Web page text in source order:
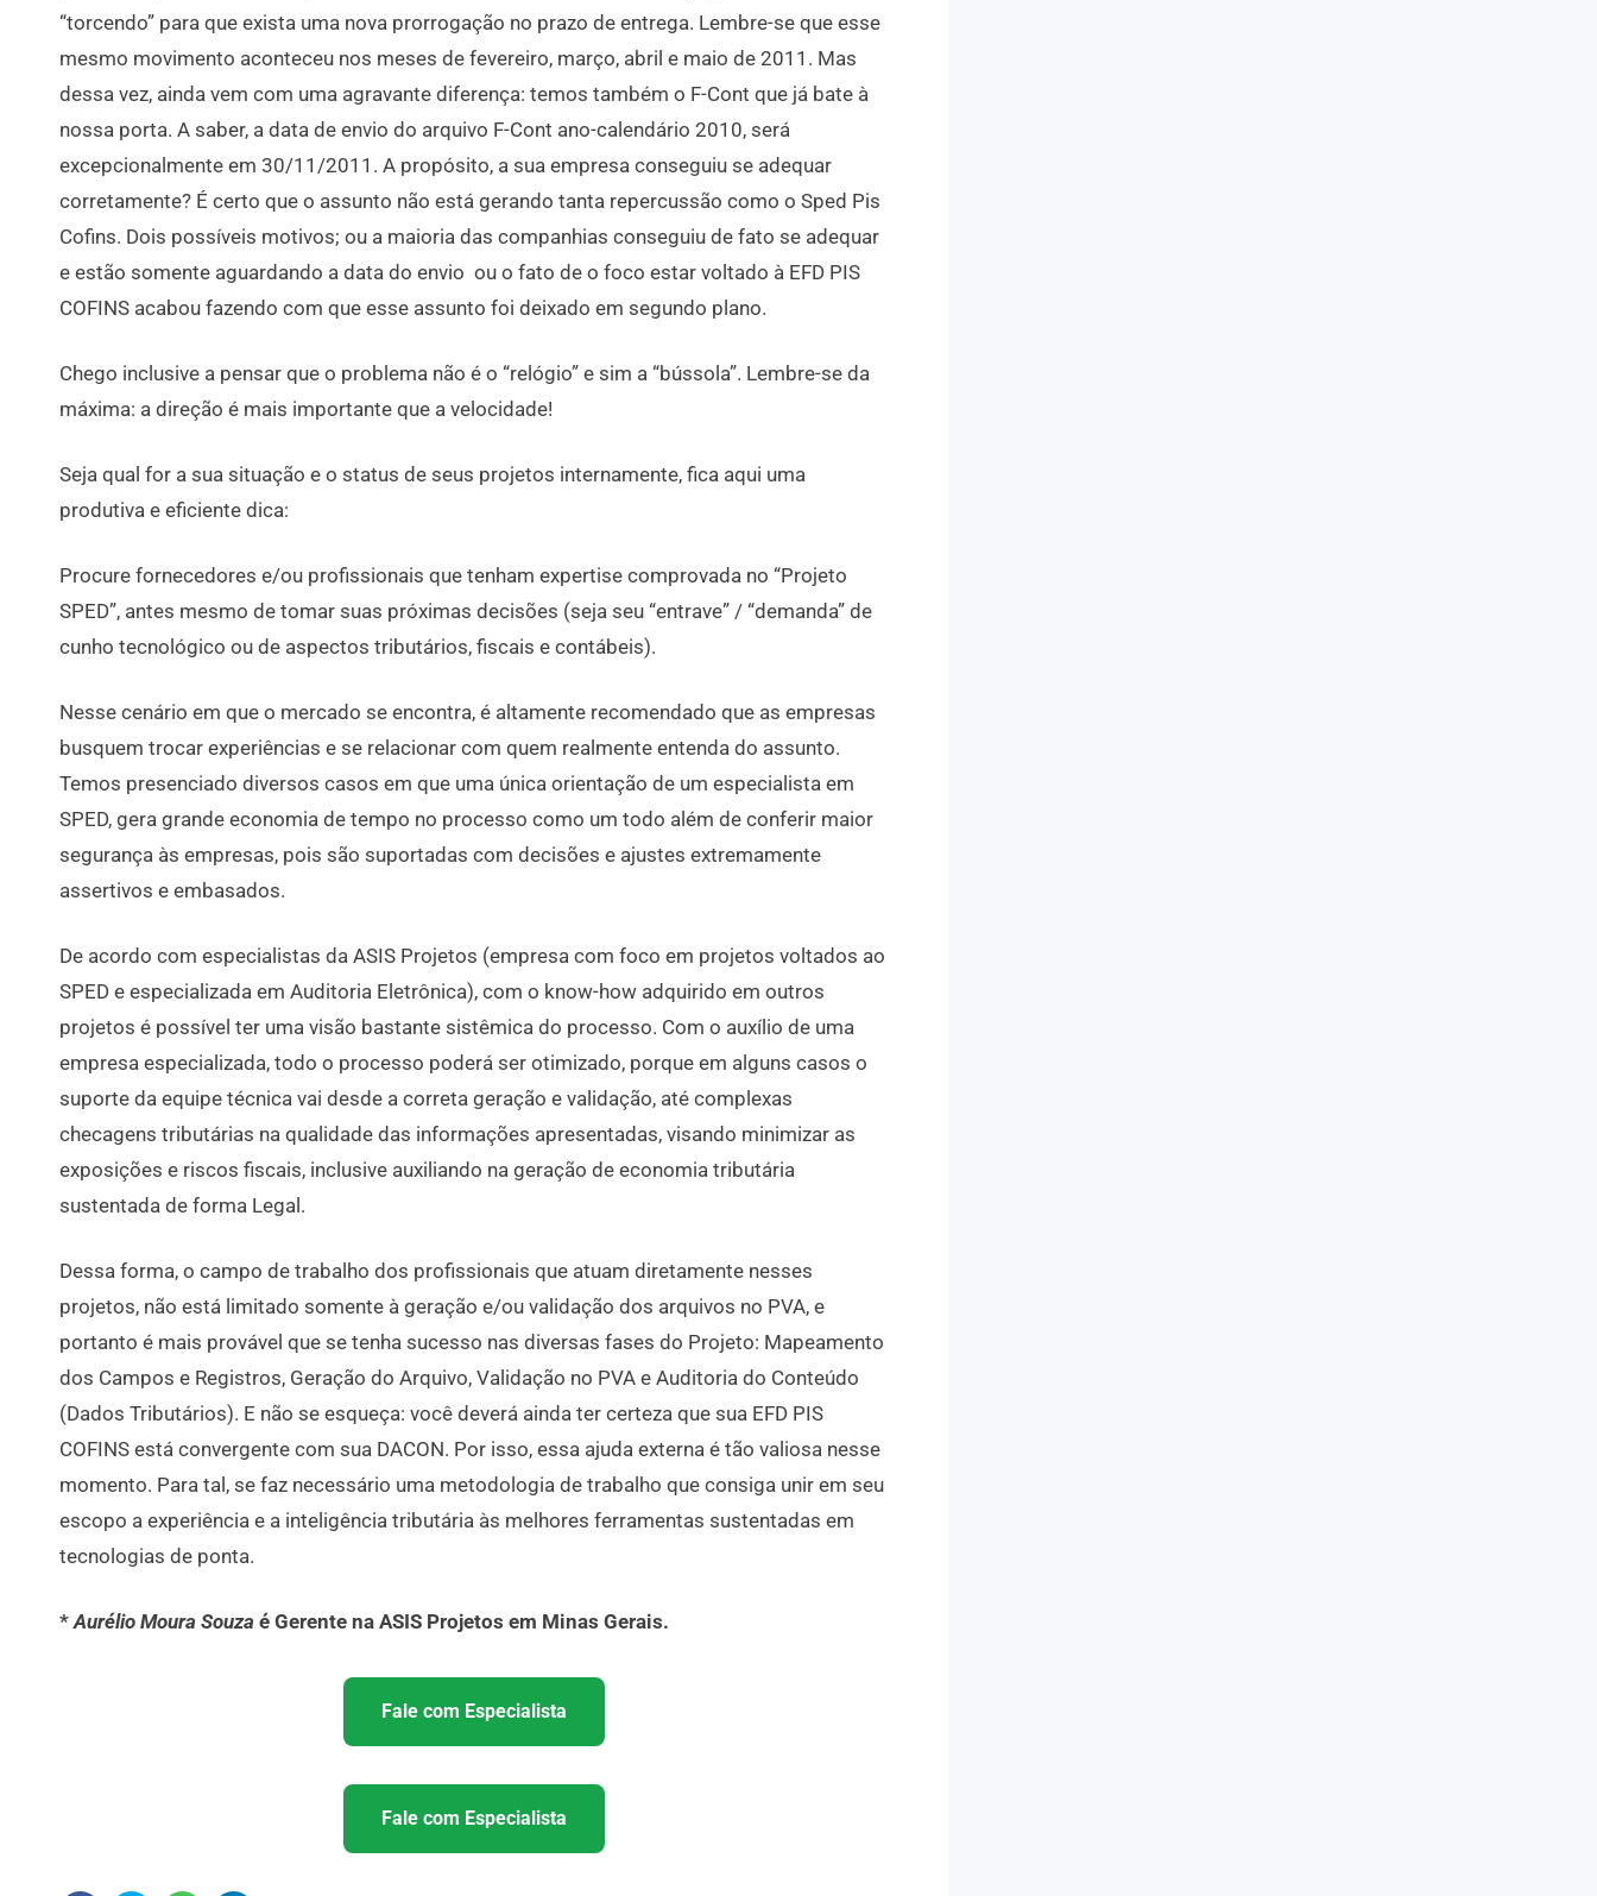
“torcendo” para que exista uma nova prorrogação no prazo de entrega. Lembre-se que esse
mesmo movimento aconteceu nos meses de fevereiro, março, abril e maio de 2011. Mas
dessa vez, ainda vem com uma agravante diferença: temos também o F-Cont que já bate à
nossa porta. A saber, a data de envio do arquivo F-Cont ano-calendário 2010, será
excepcionalmente em 30/11/2011. A propósito, a sua empresa conseguiu se adequar
corretamente? É certo que o assunto não está gerando tanta repercussão como o Sped Pis
Cofins. Dois possíveis motivos; ou a maioria das companhias conseguiu de fato se adequar
e estão somente aguardando a data do envio ou o fato de o foco estar voltado à EFD PIS
COFINS acabou fazendo com que esse assunto foi deixado em segundo plano.
Chego inclusive a pensar que o problema não é o “relógio” e sim a “bússola”. Lembre-se da
máxima: a direção é mais importante que a velocidade!
Seja qual for a sua situação e o status de seus projetos internamente, fica aqui uma
produtiva e eficiente dica:
Procure fornecedores e/ou profissionais que tenham expertise comprovada no “Projeto
SPED”, antes mesmo de tomar suas próximas decisões (seja seu “entrave” / “demanda” de
cunho tecnológico ou de aspectos tributários, fiscais e contábeis).
Nesse cenário em que o mercado se encontra, é altamente recomendado que as empresas
busquem trocar experiências e se relacionar com quem realmente entenda do assunto.
Temos presenciado diversos casos em que uma única orientação de um especialista em
SPED, gera grande economia de tempo no processo como um todo além de conferir maior
segurança às empresas, pois são suportadas com decisões e ajustes extremamente
assertivos e embasados.
De acordo com especialistas da ASIS Projetos (empresa com foco em projetos voltados ao
SPED e especializada em Auditoria Eletrônica), com o know-how adquirido em outros
projetos é possível ter uma visão bastante sistêmica do processo. Com o auxílio de uma
empresa especializada, todo o processo poderá ser otimizado, porque em alguns casos o
suporte da equipe técnica vai desde a correta geração e validação, até complexas
checagens tributárias na qualidade das informações apresentadas, visando minimizar as
exposições e riscos fiscais, inclusive auxiliando na geração de economia tributária
sustentada de forma Legal.
Dessa forma, o campo de trabalho dos profissionais que atuam diretamente nesses
projetos, não está limitado somente à geração e/ou validação dos arquivos no PVA, e
portanto é mais provável que se tenha sucesso nas diversas fases do Projeto: Mapeamento
dos Campos e Registros, Geração do Arquivo, Validação no PVA e Auditoria do Conteúdo
(Dados Tributários). E não se esqueça: você deverá ainda ter certeza que sua EFD PIS
COFINS está convergente com sua DACON. Por isso, essa ajuda externa é tão valiosa nesse
momento. Para tal, se faz necessário uma metodologia de trabalho que consiga unir em seu
escopo a experiência e a inteligência tributária às melhores ferramentas sustentadas em
tecnologias de ponta.
* Aurélio Moura Souza é Gerente na ASIS Projetos em Minas Gerais.
Fale com Especialista
Fale com Especialista